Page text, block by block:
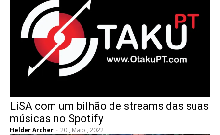
LiSA com um bilhão de streams das suas
músicas no Spotify
Helder Archer - 20 , Maio , 2022